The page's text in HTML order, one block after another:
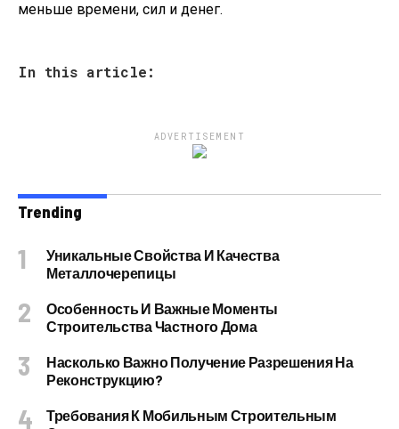
меньше времени, сил и денег.
In this article:
ADVERTISEMENT
Trending
Уникальные Свойства И Качества
Металлочерепицы
Особенность И Важные Моменты
Строительства Частного Дома
Насколько Важно Получение Разрешения На
Реконструкцию?
Требования К Мобильным Строительным